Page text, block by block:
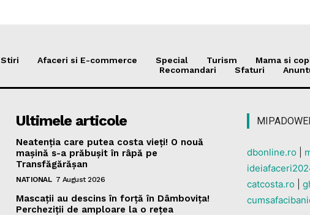
Stiri Afaceri si E-commerce Special Turism Mama si
Recomandari
Sfaturi
Ultimele articole
Neatenția care putea costa vieți! O nouă
mașină s-a prăbușit în râpă pe
Transfăgărășan
NATIONAL 7 August 2026
Mascații au descins în forță în Dâmbovița!
Percheziții de amploare la o rețea
dbonline.ro
catcosta.ro